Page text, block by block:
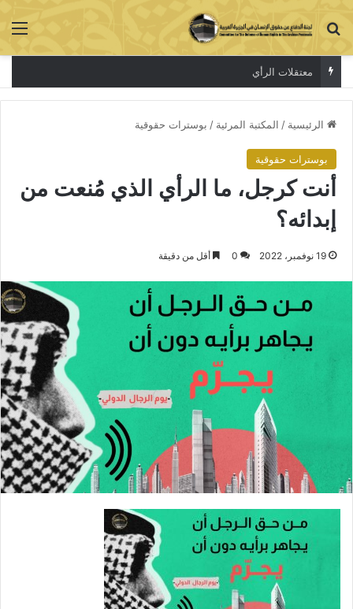
بحث عن
معتقلات الرأي
الرئيسية / المكتبة المرئية / بوسترات حقوقية
بوسترات حقوقية
أنت كرجل، ما الرأي الذي مُنعت من
إبدائه؟
19 نوفمبر، 2022 0 أقل من دقيقة